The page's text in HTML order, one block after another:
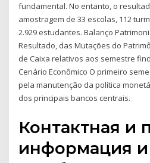
fundamental. No entanto, o
amostragem de 33 escolas, 112
2.929 estudantes. Balanço
Resultado, das Mutações do
de Caixa relativos aos semestre
Cenário Econômico O primeiro
pela manutenção da política
dos principais bancos centrais.
Контактная и
информация и